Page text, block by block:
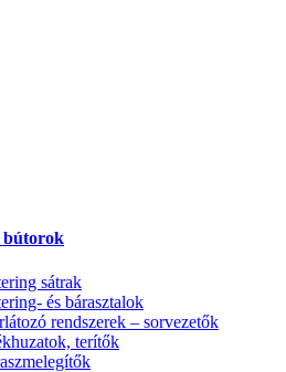
bútorok
sátrak
és bárasztalok
rendszerek – sorvezetők
terítők